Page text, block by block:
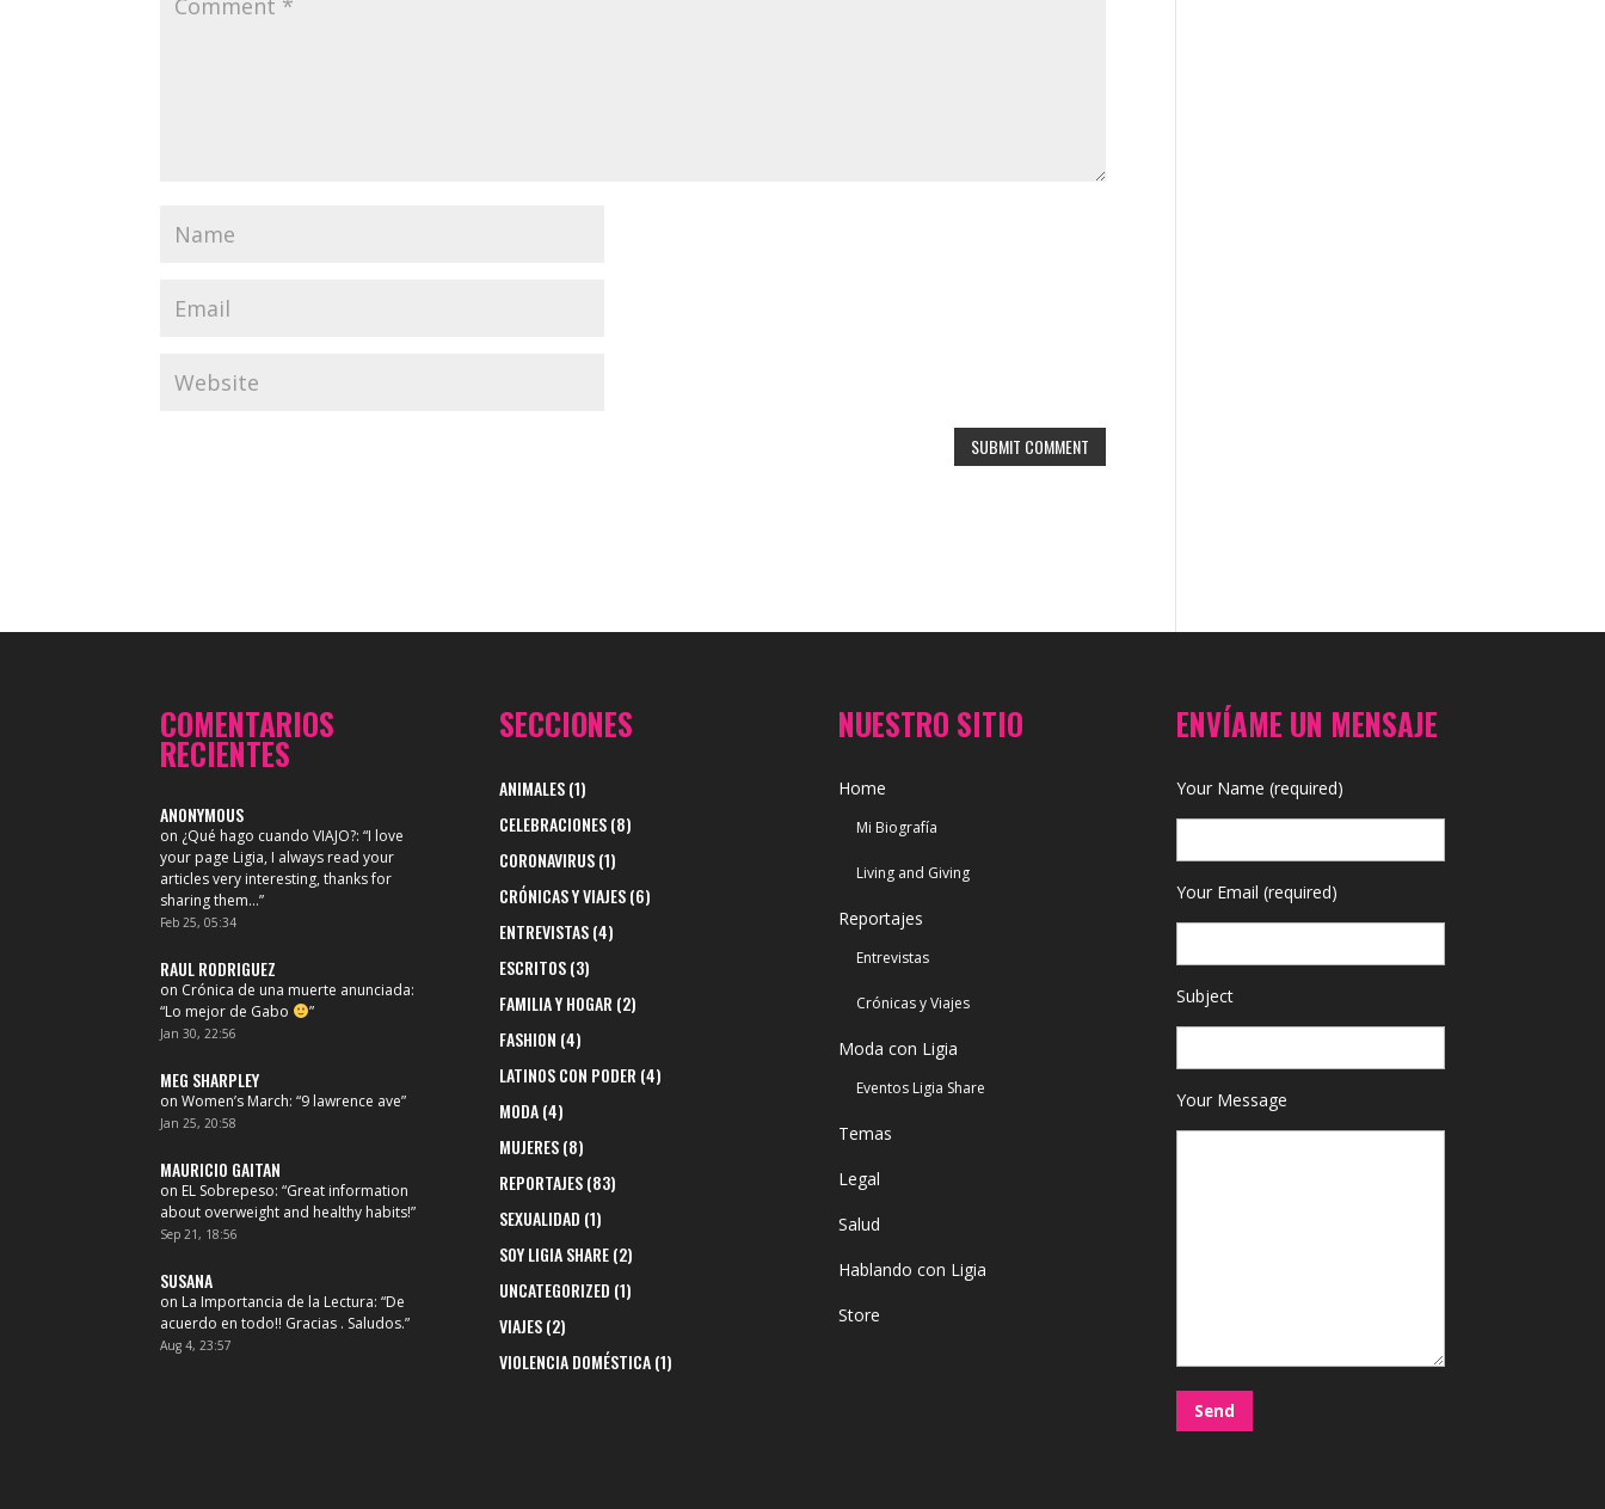
COMENTARIOS
RECIENTES
ANONYMOUS
on ¿Qué hago cuando VIAJO?: “I love
your page Ligia, I always read your
articles very interesting, thanks for
sharing them…”
Feb 25, 05:34
RAUL RODRIGUEZ
on Crónica de una muerte anunciada:
“Lo mejor de Gabo ”
Jan 30, 22:56
MEG SHARPLEY
onWomen’s March: “9 lawrence ave”
Jan 25, 20:58
MAURICIO GAITAN
on EL Sobrepeso: “Great information
about overweight and healthy habits!”
Sep 21, 18:56
SUSANA
on La Importancia de la Lectura: “De
acuerdo en todo!! Gracias . Saludos.”
Aug 4, 23:57
SECCIONES
ANIMALES(1)
CELEBRACIONES(8)
CORONAVIRUS(1)
CRÓNICAS Y VIAJES(6)
ENTREVISTAS(4)
ESCRITOS(3)
FAMILIA Y HOGAR (2)
FASHION (4)
LATINOS CON PODER (4)
MODA(4)
MUJERES(8)
REPORTAJES(83)
SEXUALIDAD (1)
SOY LIGIA SHARE(2)
UNCATEGORIZED (1)
VIAJES(2)
VIOLENCIA DOMÉSTICA(1)
NUESTRO SITIO
Home
Mi Biografía
Living and Giving
Reportajes
Entrevistas
Crónicas y Viajes
Moda con Ligia
Eventos Ligia Share
Temas
Legal
Salud
Hablando con Ligia
Store
ENVÍAME UN MENSAJE
Your Name (required)
Your Email (required)
Subject
Your Message